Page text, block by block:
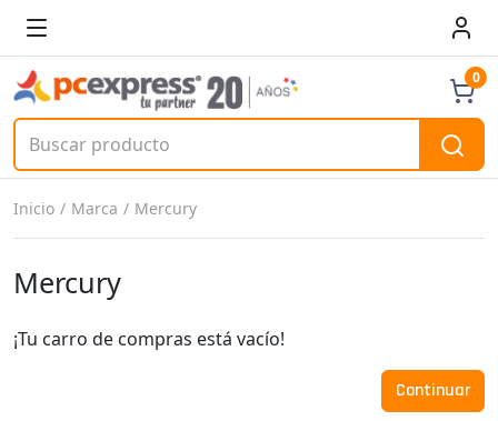
0
Inicio Marca Mercury
Mercury
¡Tu carro de compras está vacío!
Continuar